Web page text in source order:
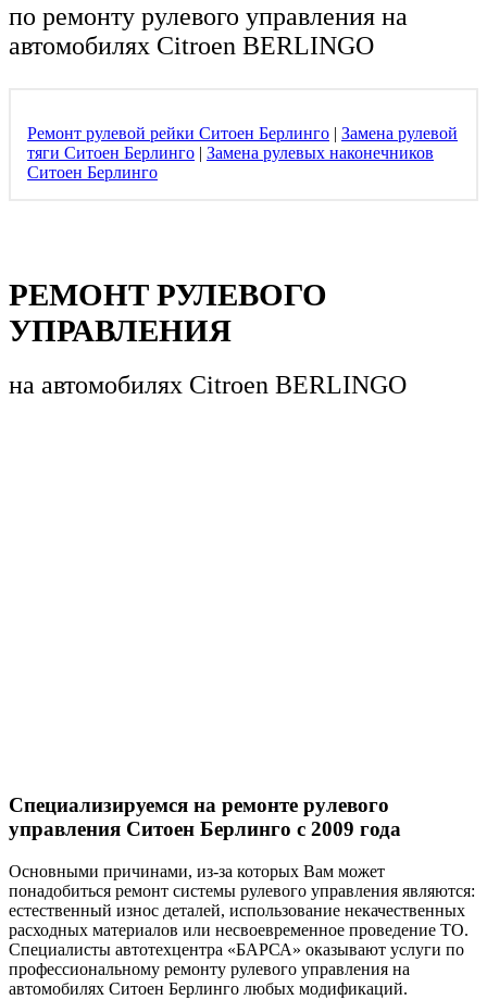
по ремонту рулевого управления на
автомобилях Citroen BERLINGO
Ремонт рулевой рейки Ситоен Берлинго | Замена рулевой
тяги Ситоен Берлинго | Замена рулевых наконечников
Ситоен Берлинго
РЕМОНТ РУЛЕВОГО
УПРАВЛЕНИЯ
на автомобилях Citroen BERLINGO
Специализируемся на ремонте рулевого
управления Ситоен Берлинго с 2009 года
Основными причинами, из-за которых Вам может
понадобиться ремонт системы рулевого управления являются:
естественный износ деталей, использование некачественных
расходных материалов или несвоевременное проведение ТО.
Специалисты автотехцентра «БАРСА» оказывают услуги по
профессиональному ремонту рулевого управления на
автомобилях Ситоен Берлинго любых модификаций.